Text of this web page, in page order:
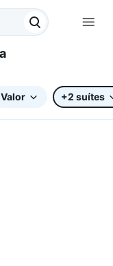
Valor +2 suítes